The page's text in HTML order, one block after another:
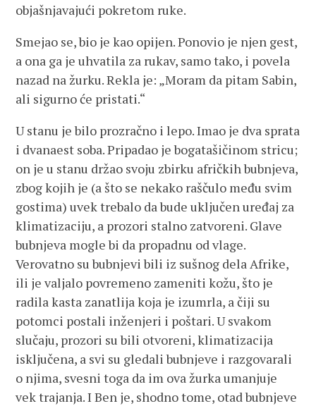
objašnjavajući pokretom ruke.
Smejao se, bio je kao opijen. Ponovio je njen gest,
a ona ga je uhvatila za rukav, samo tako, i povela
nazad na žurku. Rekla je: „Moram da pitam Sabin,
ali sigurno će pristati.“
U stanu je bilo prozračno i lepo. Imao je dva sprata
i dvanaest soba. Pripadao je bogatašičinom stricu;
on je u stanu držao svoju zbirku afričkih bubnjeva,
zbog kojih je (a što se nekako raščulo među svim
gostima) uvek trebalo da bude uključen uređaj za
klimatizaciju, a prozori stalno zatvoreni. Glave
bubnjeva mogle bi da propadnu od vlage.
Verovatno su bubnjevi bili iz sušnog dela Afrike,
ili je valjalo povremeno zameniti kožu, što je
radila kasta zanatlija koja je izumrla, a čiji su
potomci postali inženjeri i poštari. U svakom
slučaju, prozori su bili otvoreni, klimatizacija
isključena, a svi su gledali bubnjeve i razgovarali
o njima, svesni toga da im ova žurka umanjuje
vek trajanja. I Ben je, shodno tome, otad bubnjeve